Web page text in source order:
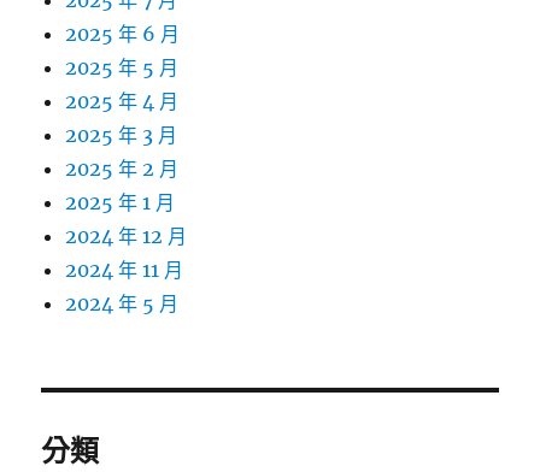
2025 年 6 月
2025 年 5 月
2025 年 4 月
2025 年 3 月
2025 年 2 月
2025 年 1 月
2024 年 12 月
2024 年 11 月
2024 年 5 月
分類